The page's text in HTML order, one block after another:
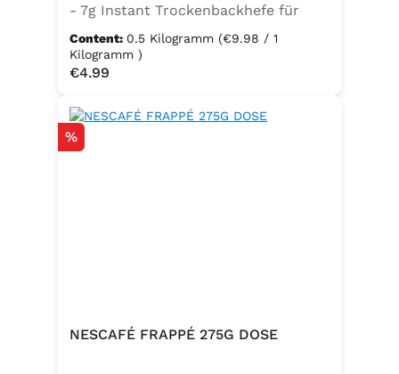
- 7g Instant Trockenbackhefe für
500g Weizenmehl, entspricht 25g
FrischhefeZutaten: Trockenbackhefe,
Emulgator Sorbitanmonostearat
Content: 0.5 Kilogramm (€9.98 / 1
Kilogramm )
Regular price:
€4.99
Discount
%
NESCAFÉ FRAPPÉ 275G DOSE